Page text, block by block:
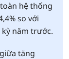
hệ thống
so với
kỳ năm trước.
tăng